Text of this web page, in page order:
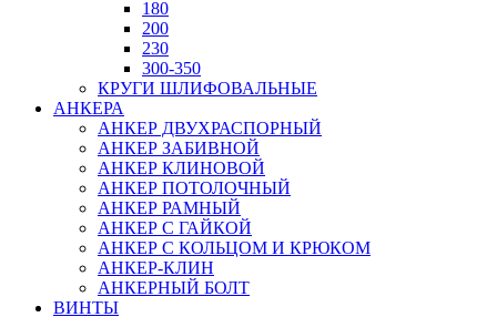
180
200
230
300-350
КРУГИ ШЛИФОВАЛЬНЫЕ
АНКЕРА
АНКЕР ДВУХРАСПОРНЫЙ
АНКЕР ЗАБИВНОЙ
АНКЕР КЛИНОВОЙ
АНКЕР ПОТОЛОЧНЫЙ
АНКЕР РАМНЫЙ
АНКЕР С ГАЙКОЙ
АНКЕР С КОЛЬЦОМ И КРЮКОМ
АНКЕР-КЛИН
АНКЕРНЫЙ БОЛТ
ВИНТЫ